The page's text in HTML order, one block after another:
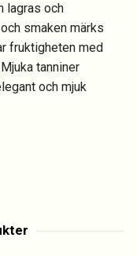
lagras och
smaken märks
fruktigheten med
tanniner
och mjuk